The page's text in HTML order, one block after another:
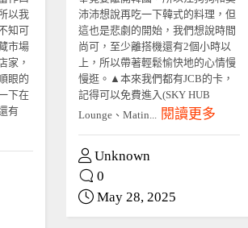
以我
知可
市場
家，
眼的
下在
有
沛沛想說再吃一下韓式的料理，但
這也是悲劇的開始，我們想說時間
尚可，至少離搭機還有2個小時以
上，所以帶著輕鬆愉快地的心情慢
慢逛。▲本來我們都有JCB的卡，
記得可以免費進入(SKY HUB
Lounge、Matin...
閱讀更多
Unknown
0
May 28, 2025